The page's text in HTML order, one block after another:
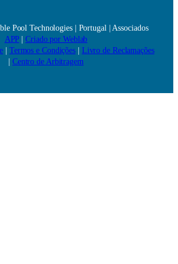
Pool Technologies | Portugal | Associados
APP |Criado por Weblab
Termos e Condições
Livro de Reclamações
Centro de Arbitragem